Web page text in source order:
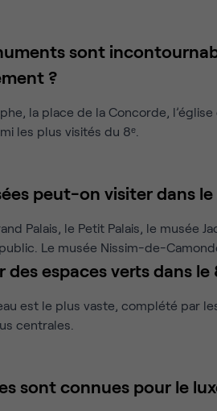
sont
?
la place de la Concorde,
les plus visités du 8ᵉ.
peut-on visiter dans
Palais, le Petit Palais, le musée
Le musée Nissim-de-
espaces verts dans le
est le plus vaste, complété par
centrales.
sont connues pour le